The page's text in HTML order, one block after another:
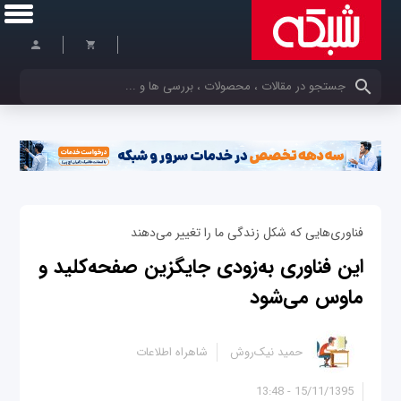
کلمات کلیدی خود را وارد کنید
فناوری‌هایی که شکل زندگی ما را تغییر می‌دهند
این فناوری به‌زودی جایگزین صفحه‌کلید و
ماوس می‌شود
15/11/1395 - 13:48
حمید نیک‌روش شاهراه اطلاعات